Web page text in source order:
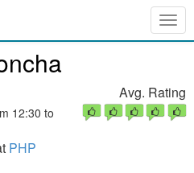
12:30 to
PHP
Avg. Rating